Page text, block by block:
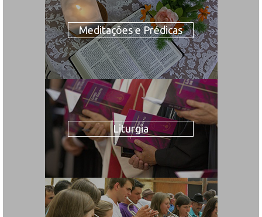
Meditações e Prédicas
Liturgia